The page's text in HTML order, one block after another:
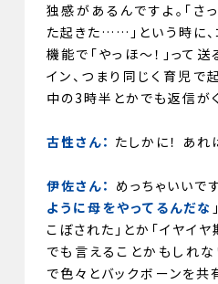
独感があるんですよ。「さ
た起きた……」という時に、
機能で「やっほ〜！」って
イン、つまり同じく育児で
中の3時半とかでも返信がく
古性さん： たしかに！ あれ
伊佐さん： めっちゃいいで
ように母をやってるんだな
こぼされた」とか「イヤイ
でも言えることかもしれな
で色々とバックボーンを共